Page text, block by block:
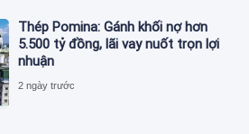
Thép Pomina: Gánh khối nợ hơn
5.500 tỷ đồng, lãi vay nuốt trọn lợi
nhuận
2 ngày trước